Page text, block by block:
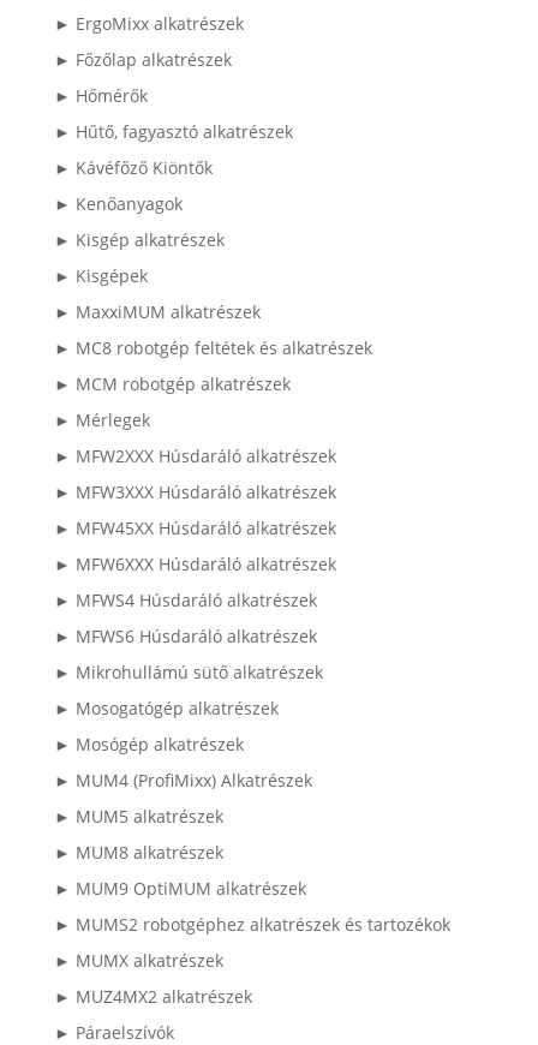
► ErgoMixx alkatrészek
► Főzőlap alkatrészek
► Hőmérők
► Hűtő, fagyasztó alkatrészek
► Kávéfőző Kiöntők
► Kenőanyagok
► Kisgép alkatrészek
► Kisgépek
► MaxxiMUM alkatrészek
► MC8 robotgép feltétek és alkatrészek
► MCM robotgép alkatrészek
► Mérlegek
► MFW2XXX Húsdaráló alkatrészek
► MFW3XXX Húsdaráló alkatrészek
► MFW45XX Húsdaráló alkatrészek
► MFW6XXX Húsdaráló alkatrészek
► MFWS4 Húsdaráló alkatrészek
► MFWS6 Húsdaráló alkatrészek
► Mikrohullámú sütő alkatrészek
► Mosogatógép alkatrészek
► Mosógép alkatrészek
► MUM4 (ProfiMixx) Alkatrészek
► MUM5 alkatrészek
► MUM8 alkatrészek
► MUM9 OptiMUM alkatrészek
► MUMS2 robotgéphez alkatrészek és tartozékok
► MUMX alkatrészek
► MUZ4MX2 alkatrészek
► Páraelszívók